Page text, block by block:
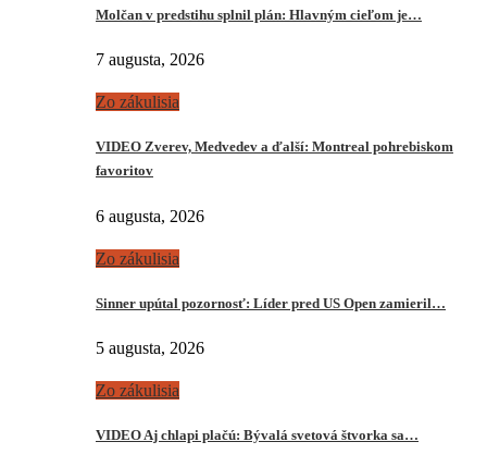
Molčan v predstihu splnil plán: Hlavným cieľom je…
7 augusta, 2026
Zo zákulisia
VIDEO Zverev, Medvedev a ďalší: Montreal pohrebiskom
favoritov
6 augusta, 2026
Zo zákulisia
Sinner upútal pozornosť: Líder pred US Open zamieril…
5 augusta, 2026
Zo zákulisia
VIDEO Aj chlapi plačú: Bývalá svetová štvorka sa…